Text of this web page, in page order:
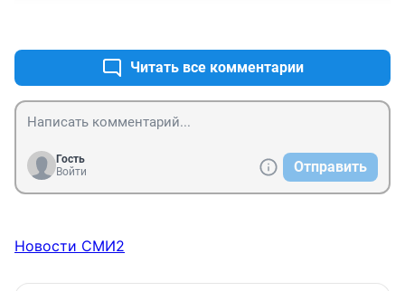
много курящий. Статья получилась бы в разы
интереснее, насыщеннее и поучительнее будь здесь
побольше объективности и каких-нибудь, да хоть
самых маленьких и ничтожных, фактах. Мне очень
жаль что Санкт-Петербург не стал таким каким вы
ожидали только из-за вашей необдуманности.
Читать все комментарии
Гость
Войти
Отправить
Новости СМИ2